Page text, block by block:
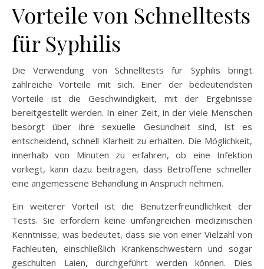
Vorteile von Schnelltests
für Syphilis
Die Verwendung von Schnelltests für Syphilis bringt
zahlreiche Vorteile mit sich. Einer der bedeutendsten
Vorteile ist die Geschwindigkeit, mit der Ergebnisse
bereitgestellt werden. In einer Zeit, in der viele Menschen
besorgt über ihre sexuelle Gesundheit sind, ist es
entscheidend, schnell Klarheit zu erhalten. Die Möglichkeit,
innerhalb von Minuten zu erfahren, ob eine Infektion
vorliegt, kann dazu beitragen, dass Betroffene schneller
eine angemessene Behandlung in Anspruch nehmen.
Ein weiterer Vorteil ist die Benutzerfreundlichkeit der
Tests. Sie erfordern keine umfangreichen medizinischen
Kenntnisse, was bedeutet, dass sie von einer Vielzahl von
Fachleuten, einschließlich Krankenschwestern und sogar
geschulten Laien, durchgeführt werden können. Dies